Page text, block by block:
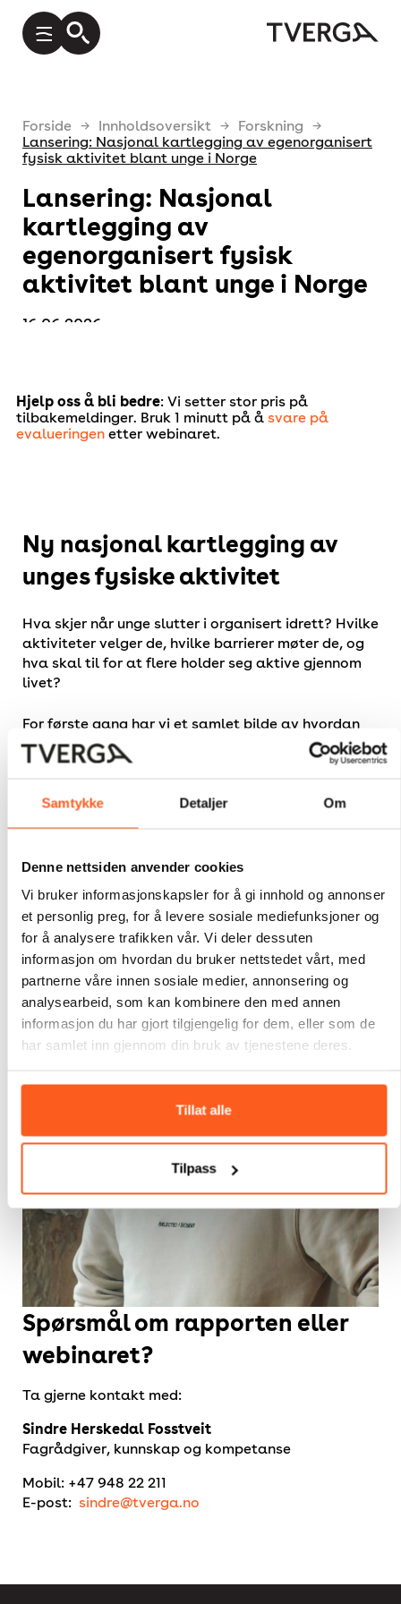
Samtykke Detaljer Om
Denne nettsiden anvender cookies
Vi bruker informasjonskapsler for å gi innhold og annonser
et personlig preg, for å levere sosiale mediefunksjoner og
for å analysere trafikken vår. Vi deler dessuten
informasjon om hvordan du bruker nettstedet vårt, med
partnerne våre innen sosiale medier, annonsering og
analysearbeid, som kan kombinere den med annen
informasjon du har gjort tilgjengelig for dem, eller som de
har samlet inn gjennom din bruk av tjenestene deres.
Tillat alle
Tilpass
Forside Innholdsoversikt
Forskning
Lansering: Nasjonal kartlegging av egenorganisert
fysisk aktivitet blant unge i Norge
Lansering: Nasjonal
kartlegging av
egenorganisert fysisk
aktivitet blant unge i Norge
16.06.2026
Hjelp oss å bli bedre: Vi setter stor pris på
tilbakemeldinger. Bruk 1 minutt på å svare på
evalueringen etter webinaret.
Ny nasjonal kartlegging av
unges fysiske aktivitet
Hva skjer når unge slutter i organisert idrett? Hvilke
aktiviteter velger de, hvilke barrierer møter de, og
hva skal til for at flere holder seg aktive gjennom
livet?
For første gang har vi et samlet bilde av hvordan
unge i Norge er fysisk aktive utenfor organiserte
rammer.
Les rapporten, utforsk de viktigste funnene og se
opptak fra webinaret der forskerne presenterer
Les mer om temaet og last ned rapporten her
Spørsmål om rapporten eller
webinaret?
Ta gjerne kontakt med:
Sindre Herskedal Fosstveit
Fagrådgiver, kunnskap og kompetanse
Mobil: +47 948 22 211
E-post: sindre@tverga.no